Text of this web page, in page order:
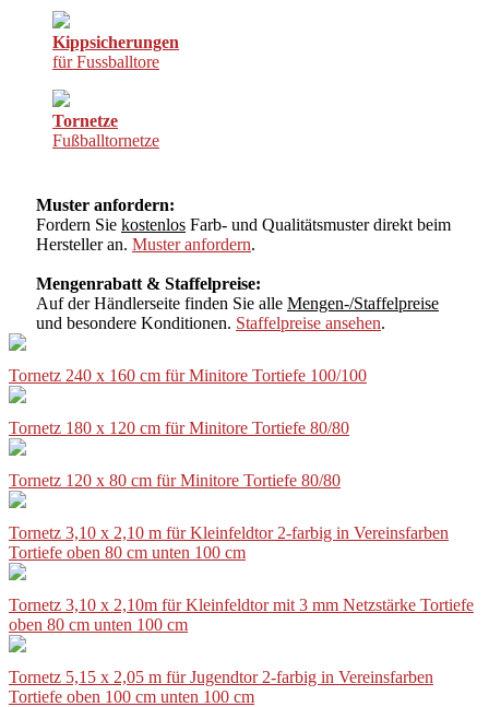
Kippsicherungen
für Fussballtore
Tornetze
Fußballtornetze
Muster anfordern:
Fordern Sie kostenlos Farb- und Qualitätsmuster direkt beim
Hersteller an. Muster anfordern.
Mengenrabatt & Staffelpreise:
Auf der Händlerseite finden Sie alle Mengen-/Staffelpreise
und besondere Konditionen. Staffelpreise ansehen.
Tornetz 240 x 160 cm für Minitore Tortiefe 100/100
Tornetz 180 x 120 cm für Minitore Tortiefe 80/80
Tornetz 120 x 80 cm für Minitore Tortiefe 80/80
Tornetz 3,10 x 2,10 m für Kleinfeldtor 2-farbig in Vereinsfarben
Tortiefe oben 80 cm unten 100 cm
Tornetz 3,10 x 2,10m für Kleinfeldtor mit 3 mm Netzstärke Tortiefe
oben 80 cm unten 100 cm
Tornetz 5,15 x 2,05 m für Jugendtor 2-farbig in Vereinsfarben
Tortiefe oben 100 cm unten 100 cm